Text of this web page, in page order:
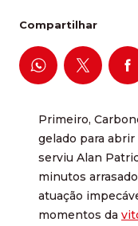
Compartilhar
Primeiro,
gelado para
serviu Alan
minutos
atuação
momentos da